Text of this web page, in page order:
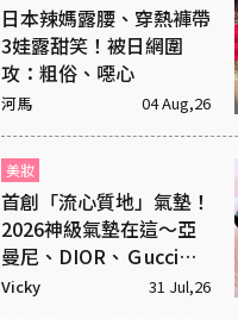
日本辣媽露腰、穿熱褲帶
3娃露甜笑！被日網圍
攻：粗俗、噁心
河馬 04 Aug,26
美妝
首創「流心質地」氣墊！
2026神級氣墊在這～亞
曼尼、DIOR、Ｇucci美
度破表
Vicky 31 Jul,26